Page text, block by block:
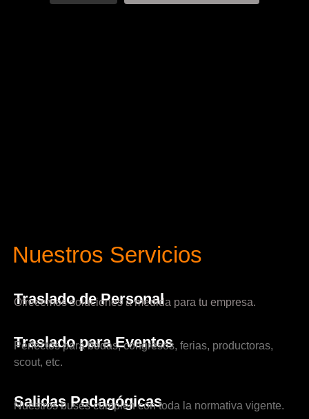
Nuestros Servicios
Traslado de Personal
Ofrecemos soluciones a medida para tu empresa.
Traslado para Eventos
Perfectos para bodas, congresos, ferias, productoras,
scout, etc.
Salidas Pedagógicas
Nuestros buses cumplen con toda la normativa vigente.